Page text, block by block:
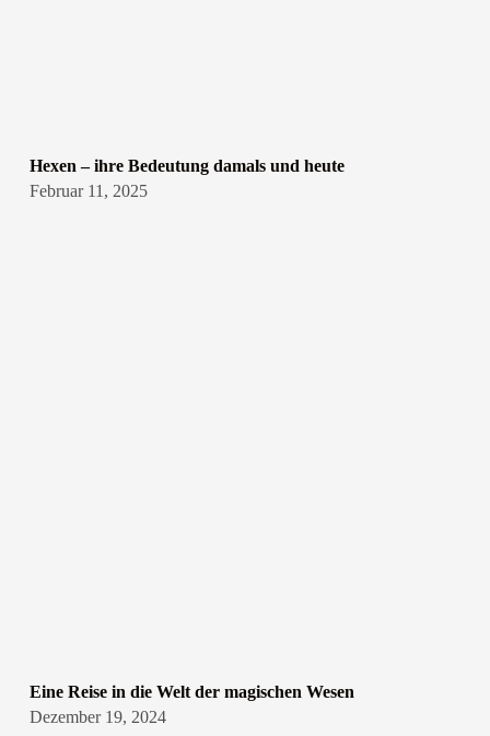
Hexen – ihre Bedeutung damals und heute
Februar 11, 2025
Eine Reise in die Welt der magischen Wesen
Dezember 19, 2024